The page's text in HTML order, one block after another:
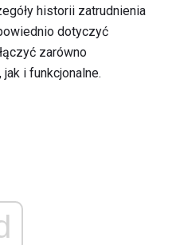
historii zatrudnienia
dotyczyć
zarówno
i funkcjonalne.